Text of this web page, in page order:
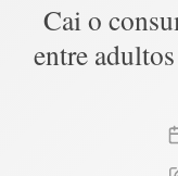
Cai o
entre